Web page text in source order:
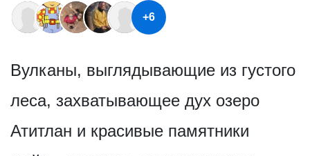
+6
Вулканы, выглядывающие из густого
леса, захватывающее дух озеро
Атитлан и красивые памятники